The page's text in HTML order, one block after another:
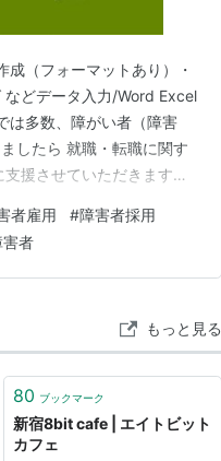
成（フォーマットあり）・
どデータ入力/Word Excel
は多数、障がい者（障害
したら 就職・転職に関す
援させていただきます。
者雇用 #障害者採用
害者
もっと見る
80 ブックマーク
新宿8bit cafe | エイトビット
カフェ